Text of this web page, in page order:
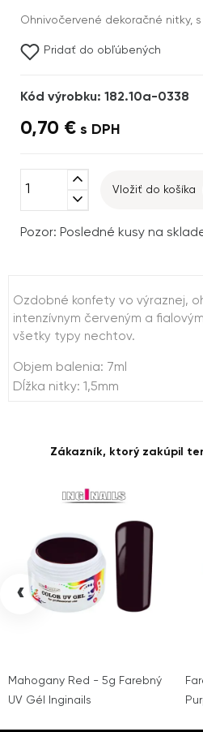
Ohnivočervené dekoračné nitky,
Pridať do obľúbených
Kód výrobku: 182.10a-0338
0,70 € s DPH
expand_less
expand_more
Vložiť do košíka
Pozor: Posledné kusy na
Ozdobné konfety vo výraznej,
intenzívnym červeným a
všetky typy nechtov.
Objem balenia: 7ml
Dĺžka nitky: 1,5mm
Zákazník, ktorý zakúpil
Mahogany Red - 5g Farebný
UV Gél Inginails
‹